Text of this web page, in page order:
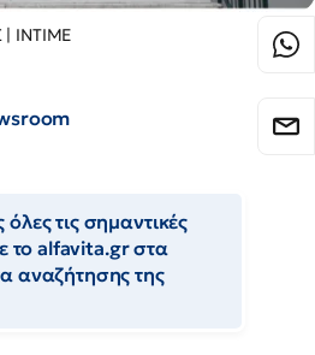
ΙΝΤΙΜΕ
τις σημαντικές
το alfavita.gr στα
αναζήτησης της